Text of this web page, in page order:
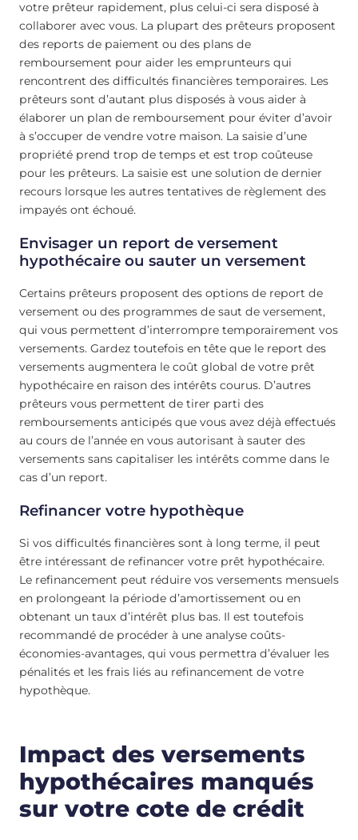
votre prêteur rapidement, plus celui-ci sera disposé à
collaborer avec vous. La plupart des prêteurs proposent
des reports de paiement ou des plans de
remboursement pour aider les emprunteurs qui
rencontrent des difficultés financières temporaires. Les
prêteurs sont d’autant plus disposés à vous aider à
élaborer un plan de remboursement pour éviter d’avoir
à s’occuper de vendre votre maison. La saisie d’une
propriété prend trop de temps et est trop coûteuse
pour les prêteurs. La saisie est une solution de dernier
recours lorsque les autres tentatives de règlement des
impayés ont échoué.
Envisager un report de versement
hypothécaire ou sauter un versement
Certains prêteurs proposent des options de report de
versement ou des programmes de saut de versement,
qui vous permettent d’interrompre temporairement vos
versements. Gardez toutefois en tête que le report des
versements augmentera le coût global de votre prêt
hypothécaire en raison des intérêts courus. D’autres
prêteurs vous permettent de tirer parti des
remboursements anticipés que vous avez déjà effectués
au cours de l’année en vous autorisant à sauter des
versements sans capitaliser les intérêts comme dans le
cas d’un report.
Refinancer votre hypothèque
Si vos difficultés financières sont à long terme, il peut
être intéressant de refinancer votre prêt hypothécaire.
Le refinancement peut réduire vos versements mensuels
en prolongeant la période d’amortissement ou en
obtenant un taux d’intérêt plus bas. Il est toutefois
recommandé de procéder à une analyse coûts-
économies-avantages, qui vous permettra d’évaluer les
pénalités et les frais liés au refinancement de votre
hypothèque.
Impact des versements
hypothécaires manqués
sur votre cote de crédit